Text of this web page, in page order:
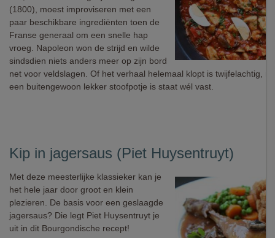
(1800), moest improviseren met een
paar beschikbare ingrediënten toen de
Franse generaal om een snelle hap
vroeg. Napoleon won de strijd en wilde
sindsdien niets anders meer op zijn bord
net voor veldslagen. Of het verhaal helemaal klopt is twijfelachtig,
een buitengewoon lekker stoofpotje is staat wél vast.
Kip in jagersaus (Piet Huysentruyt)
Met deze meesterlijke klassieker kan je
het hele jaar door groot en klein
plezieren. De basis voor een geslaagde
jagersaus? Die legt Piet Huysentruyt je
uit in dit Bourgondische recept!